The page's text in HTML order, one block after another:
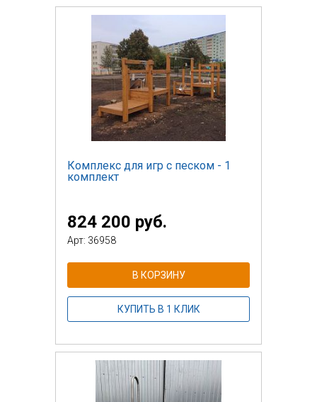
Комплекс для игр с песком - 1
комплект
824 200 руб.
Арт: 36958
В КОРЗИНУ
КУПИТЬ В 1 КЛИК